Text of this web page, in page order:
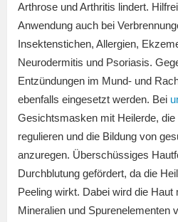
Arthrose und Arthritis lindert.
Anwendung auch bei
Insektenstichen, Allergien,
Neurodermitis und Psoriasis.
Entzündungen im Mund- und
ebenfalls eingesetzt werden. Bei
Gesichtsmasken mit Heilerde,
regulieren und die Bildung von
anzuregen. Überschüssiges
Durchblutung gefördert, da die
Peeling wirkt. Dabei wird die Haut
Mineralien und Spurenelementen